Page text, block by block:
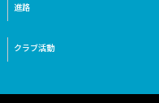
進路
クラブ活動